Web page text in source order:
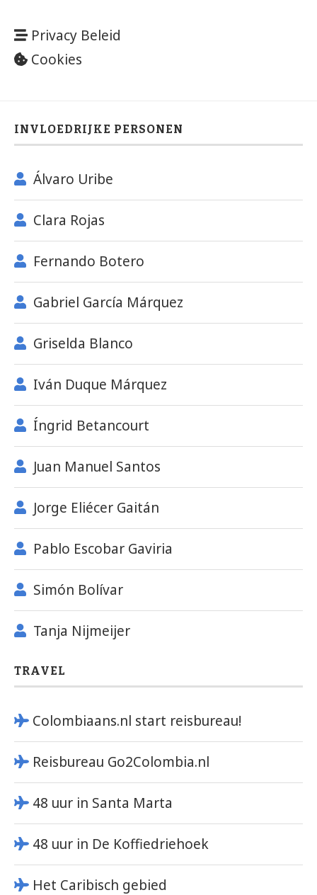
Privacy Beleid
Cookies
INVLOEDRIJKE PERSONEN
Álvaro Uribe
Clara Rojas
Fernando Botero
Gabriel García Márquez
Griselda Blanco
Iván Duque Márquez
Íngrid Betancourt
Juan Manuel Santos
Jorge Eliécer Gaitán
Pablo Escobar Gaviria
Simón Bolívar
Tanja Nijmeijer
TRAVEL
Colombiaans.nl start reisbureau!
Reisbureau Go2Colombia.nl
48 uur in Santa Marta
48 uur in De Koffiedriehoek
Het Caribisch gebied